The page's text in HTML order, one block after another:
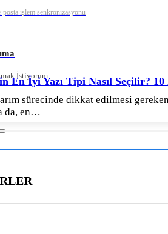
posta işlem senkronizasyonu
İstiyorum
En İyi Yazı Tipi Nasıl Seçilir?
sürecinde dikkat edilmesi
da, en…